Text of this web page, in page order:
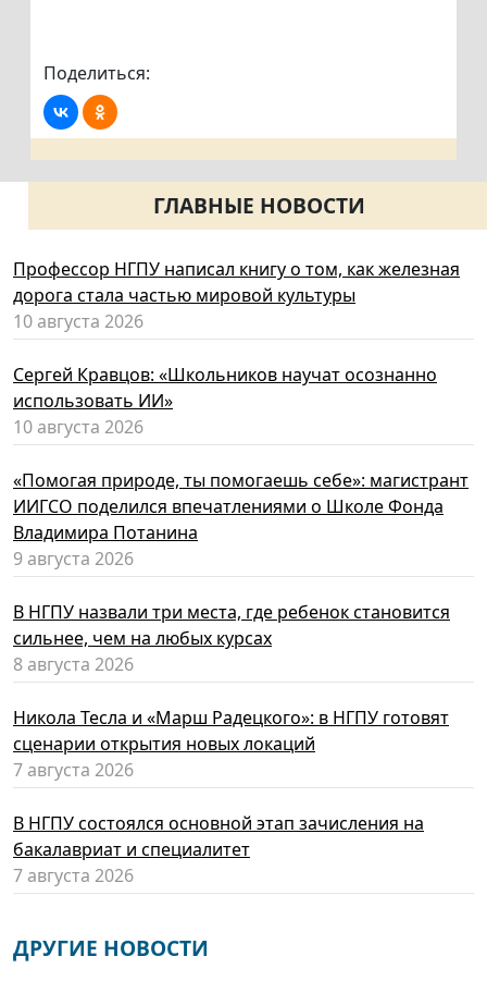
Поделиться:
ГЛАВНЫЕ НОВОСТИ
Профессор НГПУ написал книгу о том, как железная
дорога стала частью мировой культуры
10 августа 2026
Сергей Кравцов: «Школьников научат осознанно
использовать ИИ»
10 августа 2026
«Помогая природе, ты помогаешь себе»: магистрант
ИИГСО поделился впечатлениями о Школе Фонда
Владимира Потанина
9 августа 2026
В НГПУ назвали три места, где ребенок становится
сильнее, чем на любых курсах
8 августа 2026
Никола Тесла и «Марш Радецкого»: в НГПУ готовят
сценарии открытия новых локаций
7 августа 2026
В НГПУ состоялся основной этап зачисления на
бакалавриат и специалитет
7 августа 2026
ДРУГИЕ НОВОСТИ